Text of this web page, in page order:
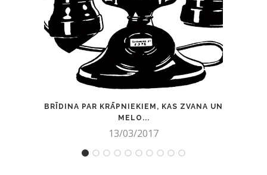
BRĪDINA PAR KRĀPNIEKIEM, KAS ZVANA UN
MELO...
13/03/2017